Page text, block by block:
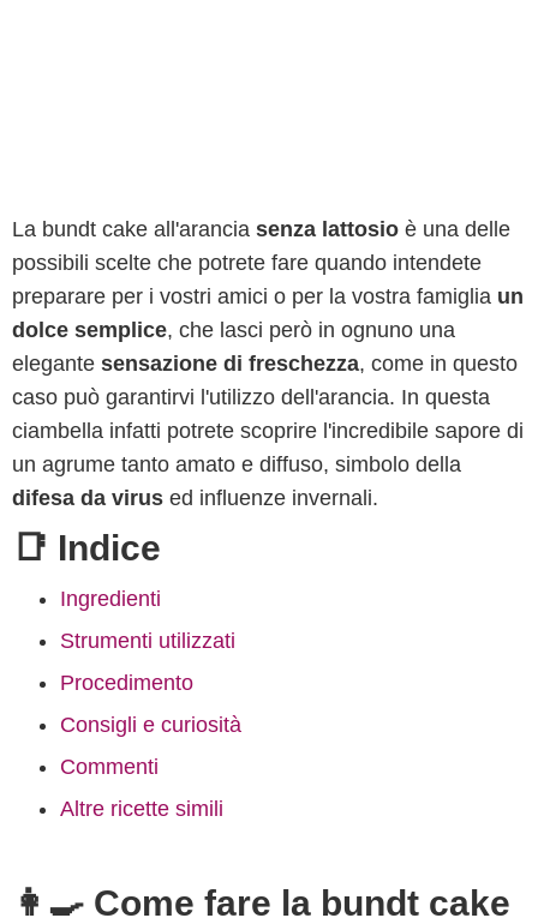
La bundt cake all'arancia senza lattosio è una delle
possibili scelte che potrete fare quando intendete
preparare per i vostri amici o per la vostra famiglia un
dolce semplice, che lasci però in ognuno una
elegante sensazione di freschezza, come in questo
caso può garantirvi l'utilizzo dell'arancia. In questa
ciambella infatti potrete scoprire l'incredibile sapore di
un agrume tanto amato e diffuso, simbolo della
difesa da virus ed influenze invernali.
📑 Indice
Ingredienti
Strumenti utilizzati
Procedimento
Consigli e curiosità
Commenti
Altre ricette simili
👩‍🍳 Come fare la bundt cake